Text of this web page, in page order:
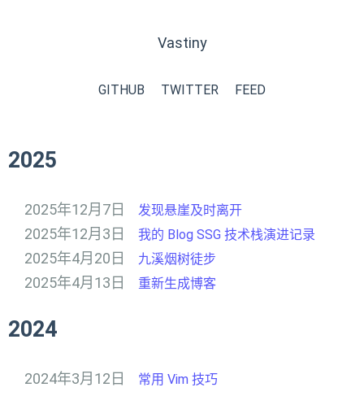
Vastiny
GITHUB TWITTER FEED
2025
2025年12月7日 发现悬崖及时离开
2025年12月3日 我的 Blog SSG 技术栈演进记录
2025年4月20日 九溪烟树徒步
2025年4月13日 重新生成博客
2024
2024年3月12日 常用 Vim 技巧